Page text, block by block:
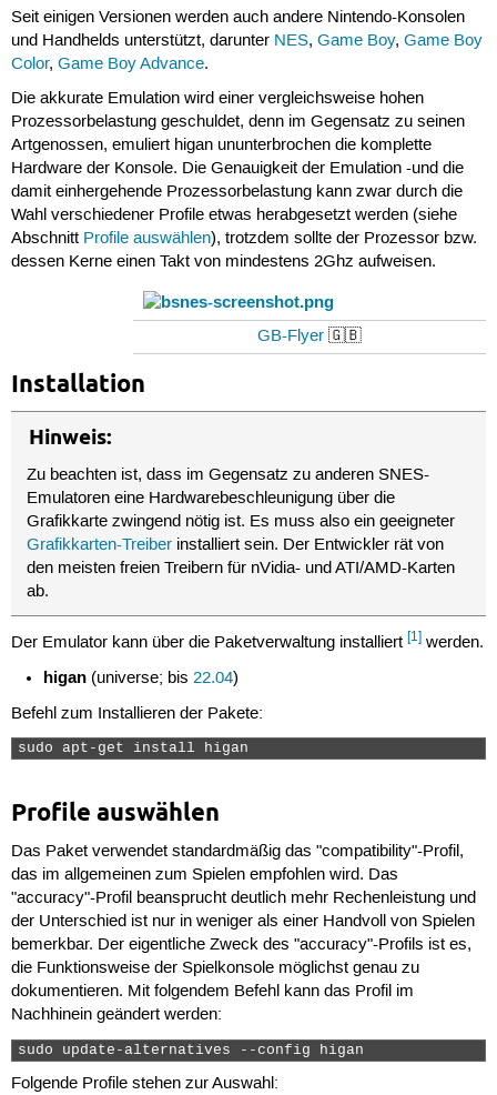
Seit einigen Versionen werden auch andere Nintendo-Konsolen
und Handhelds unterstützt, darunter NES, Game Boy, Game Boy
Color, Game Boy Advance.
Die akkurate Emulation wird einer vergleichsweise hohen
Prozessorbelastung geschuldet, denn im Gegensatz zu seinen
Artgenossen, emuliert higan ununterbrochen die komplette
Hardware der Konsole. Die Genauigkeit der Emulation -und die
damit einhergehende Prozessorbelastung kann zwar durch die
Wahl verschiedener Profile etwas herabgesetzt werden (siehe
Abschnitt Profile auswählen), trotzdem sollte der Prozessor bzw.
dessen Kerne einen Takt von mindestens 2Ghz aufweisen.
GB-Flyer 🇬🇧
Installation
Hinweis:
Zu beachten ist, dass im Gegensatz zu anderen SNES-
Emulatoren eine Hardwarebeschleunigung über die
Grafikkarte zwingend nötig ist. Es muss also ein geeigneter
Grafikkarten-Treiber installiert sein. Der Entwickler rät von
den meisten freien Treibern für nVidia- und ATI/AMD-Karten
ab.
Der Emulator kann über die Paketverwaltung installiert [1]werden.
higan (universe; bis22.04)
Befehl zum Installieren der Pakete:
sudo apt-get install higan
Profile auswählen
Das Paket verwendet standardmäßig das "compatibility"-Profil,
das im allgemeinen zum Spielen empfohlen wird. Das
"accuracy"-Profil beansprucht deutlich mehr Rechenleistung und
der Unterschied ist nur in weniger als einer Handvoll von Spielen
bemerkbar. Der eigentliche Zweck des "accuracy"-Profils ist es,
die Funktionsweise der Spielkonsole möglichst genau zu
dokumentieren. Mit folgendem Befehl kann das Profil im
Nachhinein geändert werden:
sudo update-alternatives --config higan
Folgende Profile stehen zur Auswahl: